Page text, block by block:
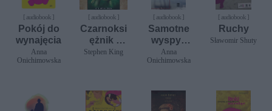
[ audiobook ]
Pokój do
wynajęcia
Anna
Onichimowska
[ audiobook ]
Czarnoksi
ężnik i
kryształ
Stephen King
[ audiobook ]
Samotne
wyspy i
storczyk
Anna
Onichimowska
[ audiobook ]
Ruchy
Sławomir Shuty